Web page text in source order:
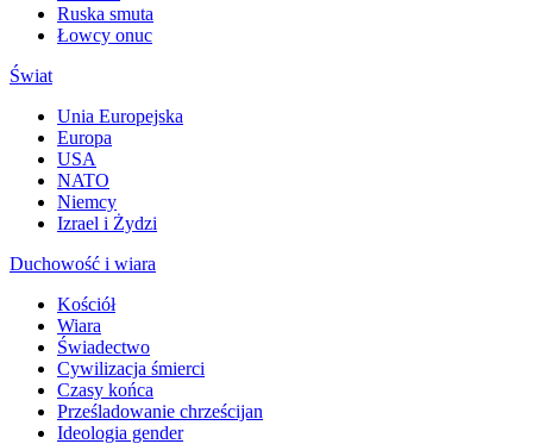
Ruska smuta
Łowcy onuc
Świat
Unia Europejska
Europa
USA
NATO
Niemcy
Izrael i Żydzi
Duchowość i wiara
Kościół
Wiara
Świadectwo
Cywilizacja śmierci
Czasy końca
Prześladowanie chrześcijan
Ideologia gender